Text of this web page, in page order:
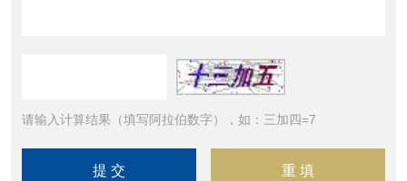
请输入计算结果（填写阿拉伯数字），如：三加四=7